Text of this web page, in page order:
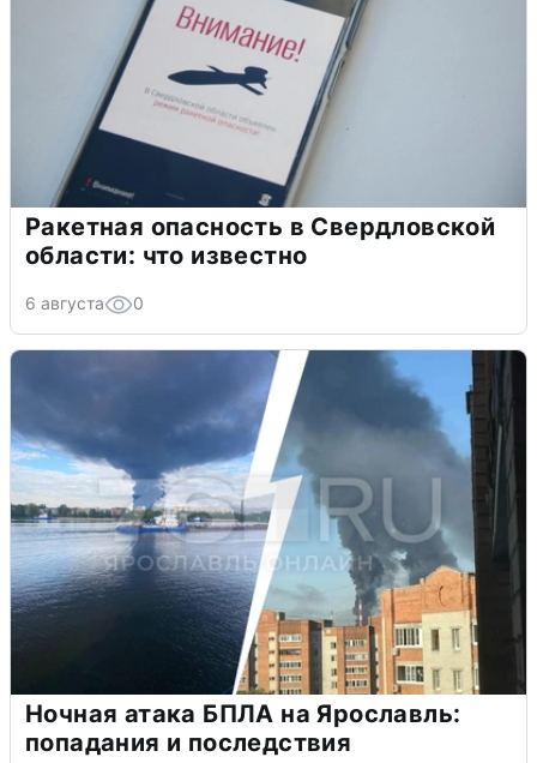
Ракетная опасность в Свердловской
области: что известно
6 августа 0
Ночная атака БПЛА на Ярославль:
попадания и последствия